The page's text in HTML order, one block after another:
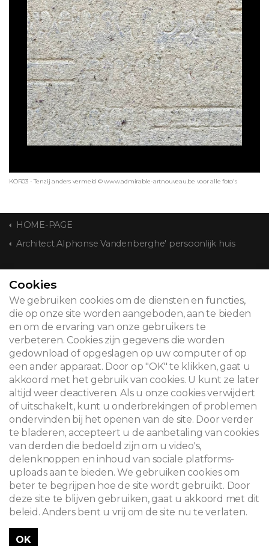
KOR03 - Tenzij anders vermeld © www.admirable-artnouveau.be voor alle foto's
HOME-PAGE
Architect Alphonse Vandenberghe' persoonlijk huis
CONTACT
© 2026
Juridische kennisgeving
Newsletter
Zoeken
Cookies
We gebruiken cookies om de diensten en functies,
die op onze site worden aangeboden, aan te bieden
en om de ervaring van onze gebruikers te
verbeteren. Cookies zijn gegevens die worden
gedownload of opgeslagen op uw computer of op
een ander apparaat. Door op "OK" te klikken, gaat u
akkoord met het gebruik van cookies. U kunt ze later
altijd weer deactiveren. Als u onze cookies verwijdert
of uitschakelt, kunt u onderbrekingen of problemen
ondervinden bij het openen van de site. Door verder
te bladeren, accepteert u de aanbetaling van cookies
van derden die bedoeld zijn om u video's,
delenknoppen en inhoud van sociale platforms-
uploads aan te bieden. We gebruiken cookies om
beter te begrijpen hoe de site wordt gebruikt. Door
deze site te blijven gebruiken, gaat u akkoord met dit
beleid. Anders bent u vrij om de site nu te verlaten.
OK